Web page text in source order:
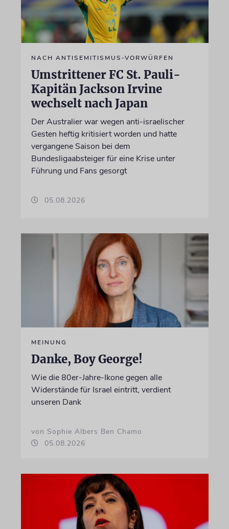
NACH ANTISEMITISMUS-VORWÜRFEN
Umstrittener FC St. Pauli-
Kapitän Jackson Irvine
wechselt nach Japan
Der Australier war wegen anti-israelischer
Gesten heftig kritisiert worden und hatte
vergangene Saison bei dem
Bundesligaabsteiger für eine Krise unter
Führung und Fans gesorgt
05.08.2026
MEINUNG
Danke, Boy George!
Wie die 80er-Jahre-Ikone gegen alle
Widerstände für Israel eintritt, verdient
unseren Dank
von Sophie Albers Ben Chamo
05.08.2026